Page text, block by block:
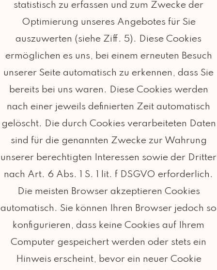
statistisch zu erfassen und zum Zwecke der
Optimierung unseres Angebotes für Sie
auszuwerten (siehe Ziff. 5). Diese Cookies
ermöglichen es uns, bei einem erneuten Besuch
unserer Seite automatisch zu erkennen, dass Sie
bereits bei uns waren. Diese Cookies werden
nach einer jeweils definierten Zeit automatisch
gelöscht. Die durch Cookies verarbeiteten Daten
sind für die genannten Zwecke zur Wahrung
unserer berechtigten Interessen sowie der Dritter
nach Art. 6 Abs. 1 S. 1 lit. f DSGVO erforderlich.
Die meisten Browser akzeptieren Cookies
automatisch. Sie können Ihren Browser jedoch so
konfigurieren, dass keine Cookies auf Ihrem
Computer gespeichert werden oder stets ein
Hinweis erscheint, bevor ein neuer Cookie